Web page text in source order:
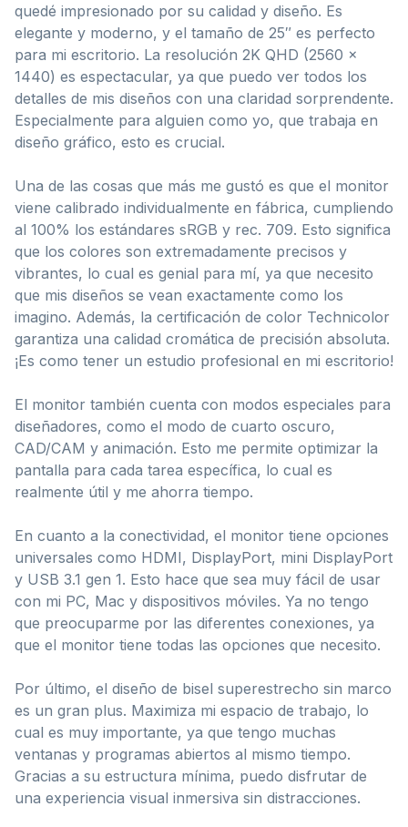
quedé impresionado por su calidad y diseño. Es
elegante y moderno, y el tamaño de 25″ es perfecto
para mi escritorio. La resolución 2K QHD (2560 x
1440) es espectacular, ya que puedo ver todos los
detalles de mis diseños con una claridad sorprendente.
Especialmente para alguien como yo, que trabaja en
diseño gráfico, esto es crucial.
Una de las cosas que más me gustó es que el monitor
viene calibrado individualmente en fábrica, cumpliendo
al 100% los estándares sRGB y rec. 709. Esto significa
que los colores son extremadamente precisos y
vibrantes, lo cual es genial para mí, ya que necesito
que mis diseños se vean exactamente como los
imagino. Además, la certificación de color Technicolor
garantiza una calidad cromática de precisión absoluta.
¡Es como tener un estudio profesional en mi escritorio!
El monitor también cuenta con modos especiales para
diseñadores, como el modo de cuarto oscuro,
CAD/CAM y animación. Esto me permite optimizar la
pantalla para cada tarea específica, lo cual es
realmente útil y me ahorra tiempo.
En cuanto a la conectividad, el monitor tiene opciones
universales como HDMI, DisplayPort, mini DisplayPort
y USB 3.1 gen 1. Esto hace que sea muy fácil de usar
con mi PC, Mac y dispositivos móviles. Ya no tengo
que preocuparme por las diferentes conexiones, ya
que el monitor tiene todas las opciones que necesito.
Por último, el diseño de bisel superestrecho sin marco
es un gran plus. Maximiza mi espacio de trabajo, lo
cual es muy importante, ya que tengo muchas
ventanas y programas abiertos al mismo tiempo.
Gracias a su estructura mínima, puedo disfrutar de
una experiencia visual inmersiva sin distracciones.